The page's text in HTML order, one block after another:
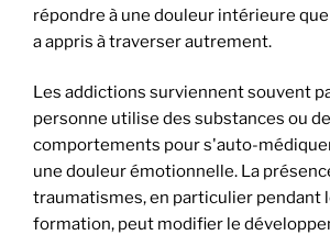
répondre à une douleur intérieure
a appris à traverser autrement.
Les addictions surviennent souvent
personne utilise des substances ou
comportements pour s'auto-
une douleur émotionnelle. La
traumatismes, en particulier pendant
formation, peut modifier le